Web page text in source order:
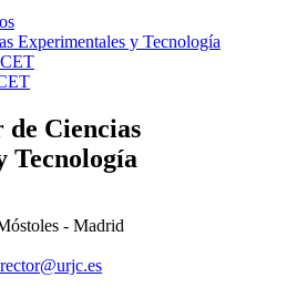
Experimentales y Tecnología
de Ciencias
Tecnología
- Madrid